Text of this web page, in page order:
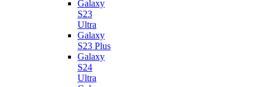
Galaxy
S23
Ultra
Galaxy
S23 Plus
Galaxy
S24
Ultra